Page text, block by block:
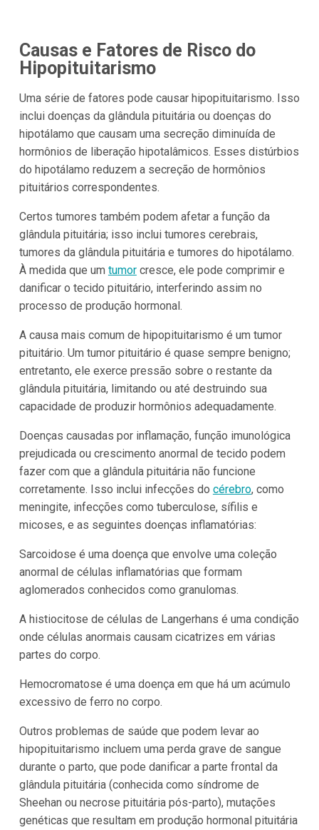
Causas e Fatores de Risco do
Hipopituitarismo
Uma série de fatores pode causar hipopituitarismo. Isso
inclui doenças da glândula pituitária ou doenças do
hipotálamo que causam uma secreção diminuída de
hormônios de liberação hipotalâmicos. Esses distúrbios
do hipotálamo reduzem a secreção de hormônios
pituitários correspondentes.
Certos tumores também podem afetar a função da
glândula pituitária; isso inclui tumores cerebrais,
tumores da glândula pituitária e tumores do hipotálamo.
À medida que um tumorcresce, ele pode comprimir e
danificar o tecido pituitário, interferindo assim no
processo de produção hormonal.
A causa mais comum de hipopituitarismo é um tumor
pituitário. Um tumor pituitário é quase sempre benigno;
entretanto, ele exerce pressão sobre o restante da
glândula pituitária, limitando ou até destruindo sua
capacidade de produzir hormônios adequadamente.
Doenças causadas por inflamação, função imunológica
prejudicada ou crescimento anormal de tecido podem
fazer com que a glândula pituitária não funcione
corretamente. Isso inclui infecções do cérebro, como
meningite, infecções como tuberculose, sífilis e
micoses, e as seguintes doenças inflamatórias:
Sarcoidose é uma doença que envolve uma coleção
anormal de células inflamatórias que formam
aglomerados conhecidos como granulomas.
A histiocitose de células de Langerhans é uma condição
onde células anormais causam cicatrizes em várias
partes do corpo.
Hemocromatose é uma doença em que há um acúmulo
excessivo de ferro no corpo.
Outros problemas de saúde que podem levar ao
hipopituitarismo incluem uma perda grave de sangue
durante o parto, que pode danificar a parte frontal da
glândula pituitária (conhecida como síndrome de
Sheehan ou necrose pituitária pós-parto), mutações
genéticas que resultam em produção hormonal pituitária